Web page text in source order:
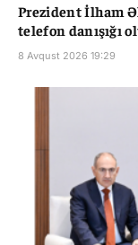
Prezident İlham
telefon danışığı
8 Avqust 2026 19:29